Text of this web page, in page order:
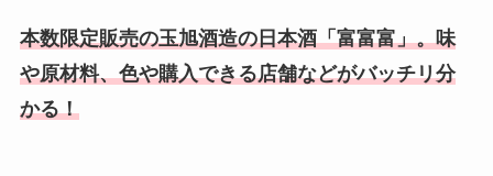
本数限定販売の玉旭酒造の日本酒「富富富」。味
や原材料、色や購入できる店舗などがバッチリ分
かる！